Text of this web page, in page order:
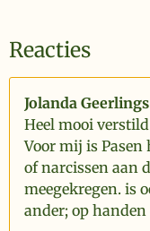
Reacties
Jolanda Geerlings
Heel mooi
Voor mij is Pasen
of narcissen aan
meegekregen. is
ander; op handen